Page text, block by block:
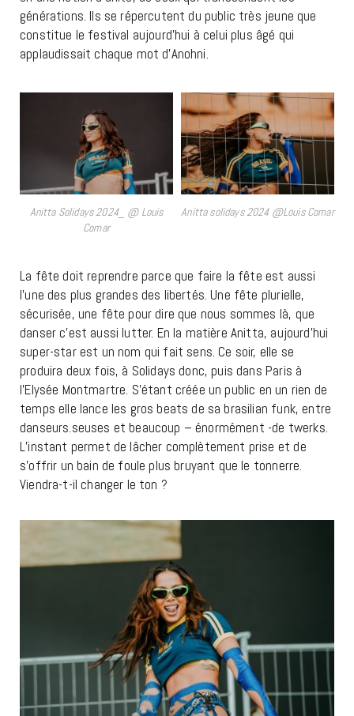
générations. Ils se répercutent du public très jeune que
constitue le festival aujourd’hui à celui plus âgé qui
applaudissait chaque mot d’Anohni.
Anitta Solidays 2024_ @ Louis
Comar
Anitta solidays 2024 @Louis Comar
La fête doit reprendre parce que faire la fête est aussi
l’une des plus grandes des libertés. Une fête plurielle,
sécurisée, une fête pour dire que nous sommes là, que
danser c’est aussi lutter. En la matière Anitta, aujourd’hui
super-star est un nom qui fait sens. Ce soir, elle se
produira deux fois, à Solidays donc, puis dans Paris à
l’Elysée Montmartre. S’étant créée un public en un rien de
temps elle lance les gros beats de sa brasilian funk, entre
danseurs.seuses et beaucoup – énormément -de twerks.
L’instant permet de lâcher complètement prise et de
s’offrir un bain de foule plus bruyant que le tonnerre.
Viendra-t-il changer le ton ?